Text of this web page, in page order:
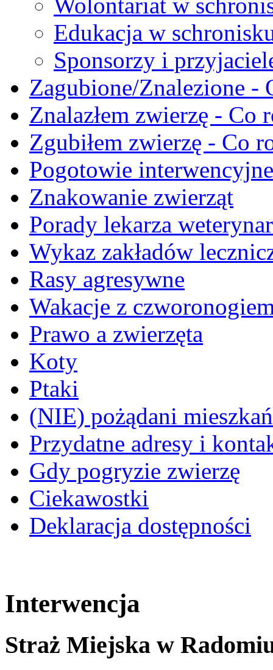
Edukacja w
Sponsorzy i
Zagubione/Znalezione -
Znalazłem zwierzę - Co
Zgubiłem zwierzę - Co
Pogotowie interwencyjne
Znakowanie zwierząt
Porady lekarza
Wykaz zakładów
Rasy agresywne
Wakacje z
Prawo a zwierzęta
Koty
Ptaki
(NIE) pożądani
Przydatne adresy i
Gdy pogryzie zwierzę
Ciekawostki
Deklaracja dostępności
Interwencja
Straż Miejska w